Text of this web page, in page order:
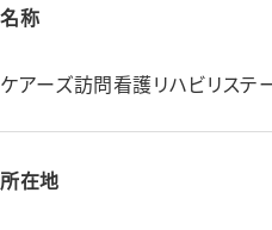
名称
ケアーズ訪問看護リハビリステ
所在地